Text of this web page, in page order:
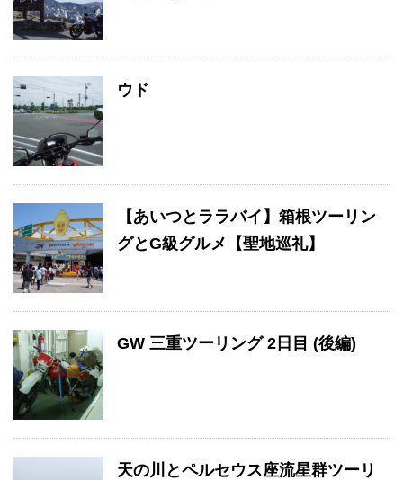
ウド
【あいつとララバイ】箱根ツーリン
グとG級グルメ【聖地巡礼】
GW 三重ツーリング 2日目 (後編)
天の川とペルセウス座流星群ツーリ